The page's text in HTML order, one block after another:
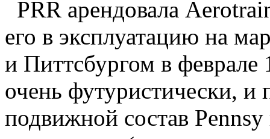
PRR арендовала
его в эксплуатацию на
и Питтсбургом в феврале
очень футуристически,
подвижной состав